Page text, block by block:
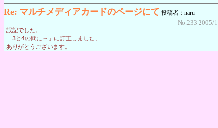
Re: マルチメディアカードのページにて 投稿者：naru
No.233 2005/
誤記でした。
「3と4の間に～」に訂正しました、
ありがとうございます。